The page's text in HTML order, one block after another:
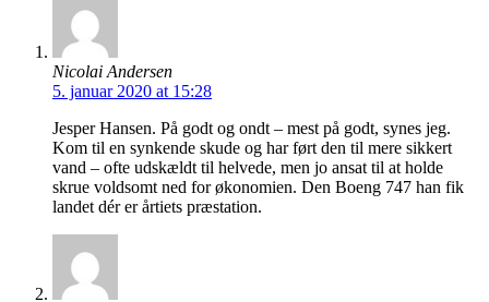
Nicolai Andersen
5. januar 2020 at 15:28
Jesper Hansen. På godt og ondt – mest på godt, synes jeg.
Kom til en synkende skude og har ført den til mere sikkert
vand – ofte udskældt til helvede, men jo ansat til at holde
skrue voldsomt ned for økonomien. Den Boeng 747 han fik
landet dér er årtiets præstation.